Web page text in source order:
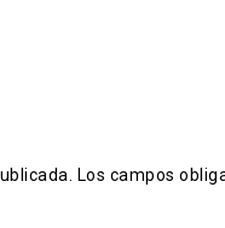
Los campos